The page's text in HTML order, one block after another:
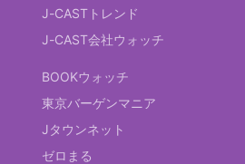
J-CASTトレンド
J-CAST会社ウォッチ
BOOKウォッチ
東京バーゲンマニア
Jタウンネット
ゼロまる